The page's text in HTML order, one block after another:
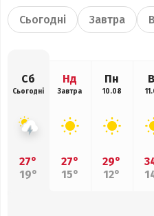
Сьогодні Завтра
Сб
Сьогодні
27°
19°
Нд
Завтра
27°
15°
Пн
10.08
29°
12°